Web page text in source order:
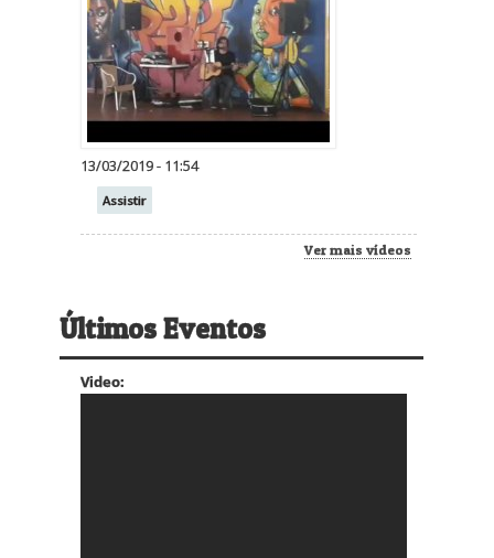
13/03/2019 - 11:54
Assistir
Ver mais vídeos
Últimos Eventos
Video: